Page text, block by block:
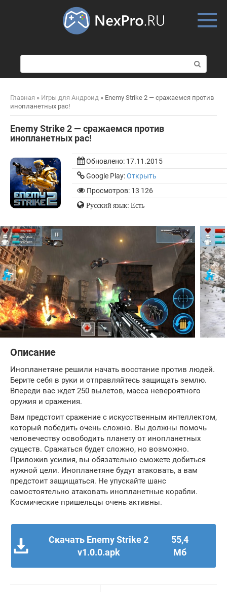
о
и
к
Главная » Игры для Андроид » Enemy Strike 2 — сражаемся против
инопланетных рас!
Enemy Strike 2 — сражаемся против
инопланетных рас!
Обновлено: 17.11.2015
Google Play:Открыть
Просмотров: 13 126
Русский язык: Есть
Описание
Инопланетяне решили начать восстание против людей.
Берите себя в руки и отправляйтесь защищать землю.
Впереди вас ждет 250 вылетов, масса невероятного
оружия и сражения.
Вам предстоит сражение с искусственным интеллектом,
который победить очень сложно. Вы должны помочь
человечеству освободить планету от инопланетных
существ. Сражаться будет сложно, но возможно.
Приложив усилия, вы обязательно сможете добиться
нужной цели. Инопланетяне будут атаковать, а вам
предстоит защищаться. Не упускайте шанс
самостоятельно атаковать инопланетные корабли.
Космические пришельцы очень активны.
Скачать Enemy Strike 2
v1.0.0.apk
55,4
Мб